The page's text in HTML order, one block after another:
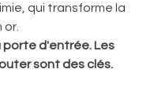
qui transforme la
or.
porte d'entrée. Les
sont des clés.